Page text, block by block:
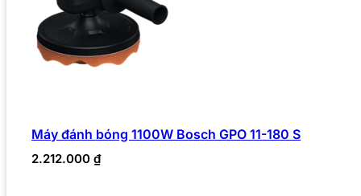
Máy đánh bóng 1100W Bosch GPO 11-180 S
2.212.000 ₫